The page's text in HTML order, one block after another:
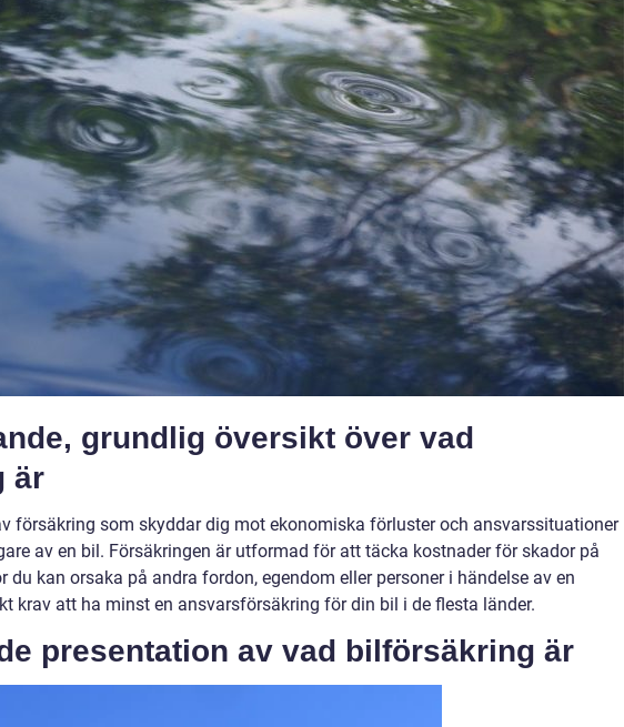
grundlig översikt över vad
är
försäkring som skyddar dig mot ekonomiska förluster och ansvarssituationer
av en bil. Försäkringen är utformad för att täcka kostnader för skador på
du kan orsaka på andra fordon, egendom eller personer i händelse av en
krav att ha minst en ansvarsförsäkring för din bil i de flesta länder.
presentation av vad bilförsäkring är